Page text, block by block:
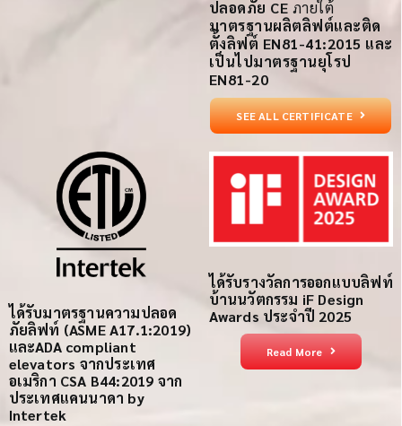
ปลอดภัย CE ภายใต้
มาตรฐานผลิตลิฟต์และติด
ตั้งลิฟต์ EN81-41:2015 และ
เป็นไปมาตรฐานยุโรป
EN81-20
SEE ALL CERTIFICATE
ได้รับมาตรฐานความปลอด
ภัยลิฟท์ (ASME A17.1:2019)
และADA compliant
elevators จากประเทศ
อเมริกา CSA B44:2019 จาก
ประเทศแคนนาดา by
Intertek
ได้รับรางวัลการออกแบบลิฟท์
บ้านนวัตกรรม iF Design
Awards ประจำปี 2025
Read More